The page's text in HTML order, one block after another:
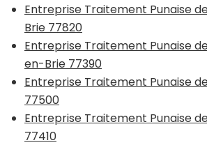
Entreprise Traitement Punaise
Brie 77820
Entreprise Traitement Punaise
en-Brie 77390
Entreprise Traitement Punaise
77500
Entreprise Traitement Punaise
77410